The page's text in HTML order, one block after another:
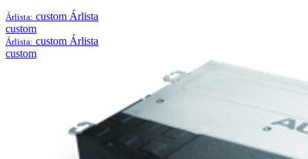
Árlista: custom Árlista
custom
Árlista: custom Árlista
custom